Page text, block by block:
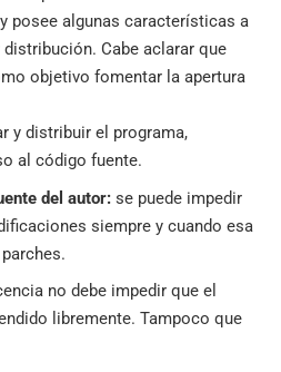
posee algunas características a
Cabe aclarar que
objetivo fomentar la apertura
y distribuir el programa,
al código fuente.
del autor: se puede impedir
siempre y cuando esa
no debe impedir que el
libremente. Tampoco que